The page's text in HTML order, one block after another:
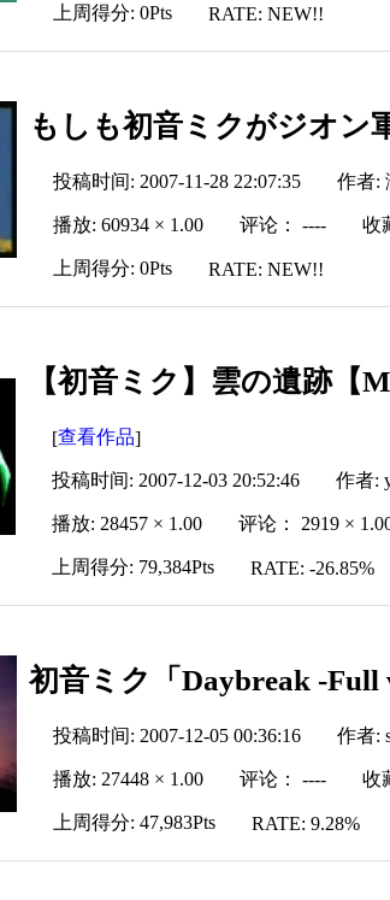
上周得分: 0Pts RATE: NEW!!
もしも初音ミクがジオン
投稿时间: 2007-11-28 22:07:35 作者:
播放: 60934 × 1.00 评论： ---- 收
上周得分: 0Pts RATE: NEW!!
【初音ミク】雲の遺跡【
[查看作品]
投稿时间: 2007-12-03 20:52:46 作者:
播放: 28457 × 1.00 评论： 2919 ×
上周得分: 79,384Pts RATE: -26.85%
初音ミク「Daybreak -Full
投稿时间: 2007-12-05 00:36:16 作者:
播放: 27448 × 1.00 评论： ---- 收
上周得分: 47,983Pts RATE: 9.28%